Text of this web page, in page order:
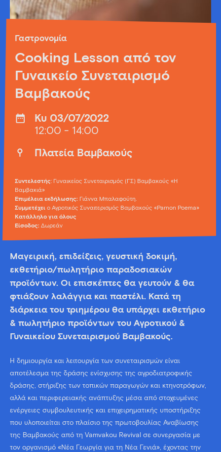
Γαστρονομία
Cooking Lesson από τον
Γυναικείο Συνεταιρισμό
Βαμβακούς
Κυ 03/07/2022
12:00 - 14:00
Πλατεία Βαμβακούς
Συντελεστής: Γυναικείος Συνεταιρισμός (ΓΣ) Βαμβακούς «Η
Βαμβακιά»
Επιμέλεια εκδήλωσης: Γιάννα Μπαλαφούτη.
Συμμετέχει ο Αγροτικός Συναιτερισμός Βαμβακούς «Parnon Poema»
Κατάλληλο για όλους
Είσοδος: Δωρεάν
Μαγειρική, επιδείξεις, γευστική δοκιμή,
εκθετήριο/πωλητήριο παραδοσιακών
προϊόντων. Οι επισκέπτες θα γευτούν & θα
φτιάξουν λαλάγγια και παστέλι. Κατά τη
διάρκεια του τριημέρου θα υπάρχει εκθετήριο
& πωλητήριο προϊόντων του Αγροτικού &
Γυναικείου Συνεταιρισμού Βαμβακούς.
Η δημιουργία και λειτουργία των συνεταιρισμών είναι
αποτέλεσμα της δράσης ενίσχυσης της αγροδιατροφικής
δράσης, στήριξης των τοπικών παραγωγών και κτηνοτρόφων,
αλλά και περιφερειακής ανάπτυξης μέσα από στοχευμένες
ενέργειες συμβουλευτικής και επιχειρηματικής υποστήριξης
που υλοποιείται στο πλαίσιο της πρωτοβουλίας Αναβίωσης
της Βαμβακούς από τη Vamvakou Revival σε συνεργασία με
τον οργανισμό «Νέα Γεωργία για τη Νέα Γενιά», έχοντας την